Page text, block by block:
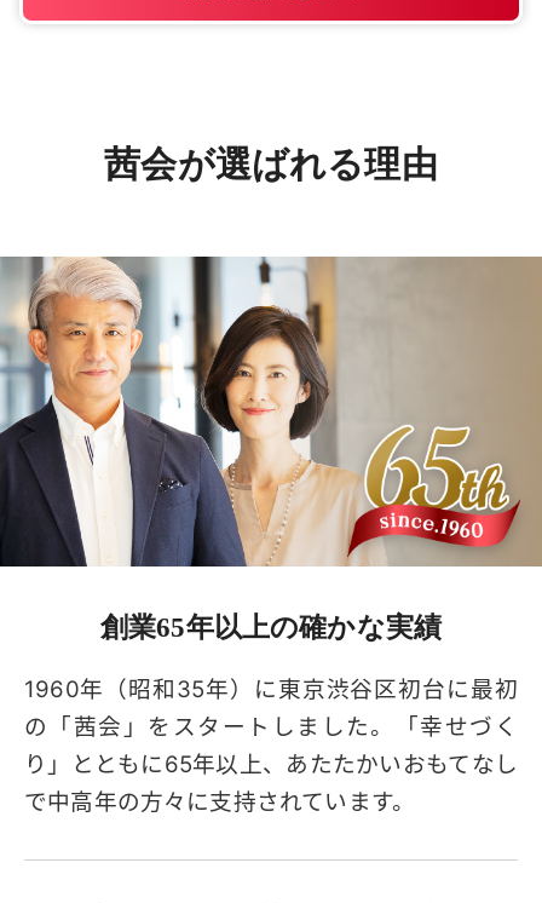
茜会が選ばれる理由
創業65年以上の確かな実績
1960年（昭和35年）に東京渋谷区初台に最初
の「茜会」をスタートしました。「幸せづく
り」とともに65年以上、あたたかいおもてなし
で中高年の方々に支持されています。